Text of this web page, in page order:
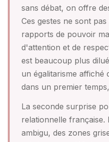
sans débat, on offre
Ces gestes ne sont
rapports de pouvoir
d'attention et de
est beaucoup plus
un égalitarisme affiché
dans un premier
La seconde surprise
relationnelle
ambigu, des zones